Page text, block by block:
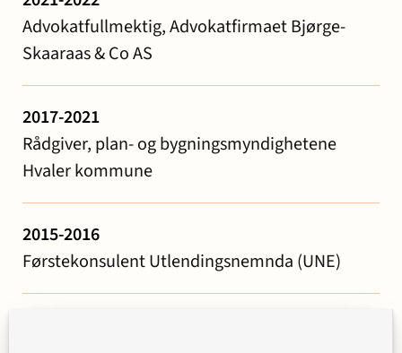
Advokatfullmektig, Advokatfirmaet Bjørge-
Skaaraas & Co AS
2017-2021
Rådgiver, plan- og bygningsmyndighetene
Hvaler kommune
2015-2016
Førstekonsulent Utlendingsnemnda (UNE)